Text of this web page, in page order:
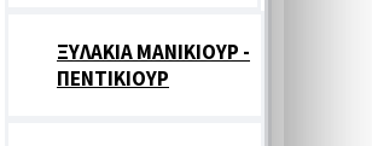
ΞΥΛΑΚΙΑ ΜΑΝΙΚΙΟΥΡ -
ΠΕΝΤΙΚΙΟΥΡ